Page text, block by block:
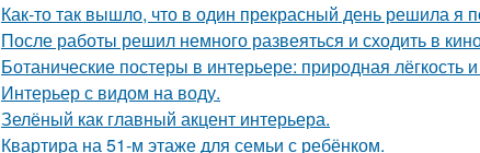
Как-то так вышло, что в один прекрасный день решила я
После работы решил немного развеяться и сходить в
Ботанические постеры в интерьере: природная лёгкость и
Интерьер с видом на воду.
Зелёный как главный акцент интерьера.
Квартира на 51-м этаже для семьи с ребёнком.